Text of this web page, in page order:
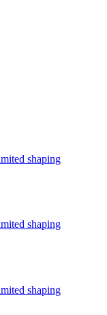
shaping
shaping
shaping